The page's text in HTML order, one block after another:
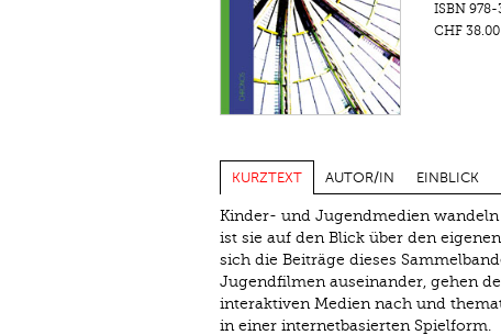
ISBN 978-
CHF 38.00
KURZTEXT AUTOR/IN EINBLICK
Kinder- und Jugendmedien
ist sie auf den Blick über den
sich die Beiträge dieses
Jugendfilmen auseinander, gehen
interaktiven Medien nach und
in einer internetbasierten Spielform.